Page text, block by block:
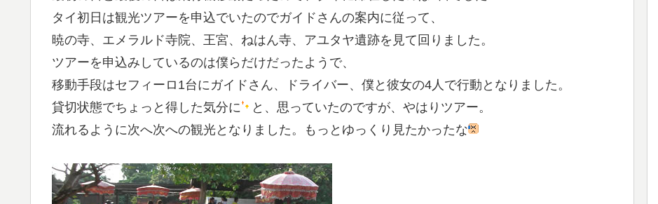
タイ初日は観光ツアーを申込でいたのでガイドさんの案内に従って、
暁の寺、エメラルド寺院、王宮、ねはん寺、アユタヤ遺跡を見て回りました。
ツアーを申込みしているのは僕らだけだったようで、
移動手段はセフィーロ1台にガイドさん、ドライバー、僕と彼女の4人で行動となりました。
貸切状態でちょっと得した気分に
と、思っていたのですが、やはりツアー。
流れるように次へ次への観光となりました。もっとゆっくり見たかったな